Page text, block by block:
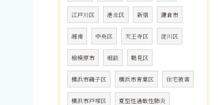
江戸川区 港北区 新宿 鎌倉市
湘南 中央区 天王寺区 淀川区
相模原市 相談 鶴見区
横浜市磯子区 横浜市青葉区 住宅被害
横浜市戸塚区 夏型性過敏性肺炎